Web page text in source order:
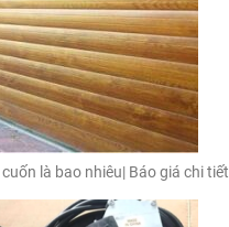
là bao nhiêu| Báo giá chi tiết